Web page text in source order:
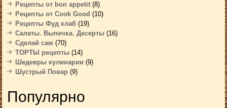
Рецепты от bon appetit (8)
Рецепты от Cook Good (10)
Рецепты Фуд клаб (19)
Салаты. Выпечка. Десерты (16)
Сделай сам (70)
ТОРТЫ рецепты (14)
Шедевры кулинарии (9)
Шустрый Повар (9)
Популярно